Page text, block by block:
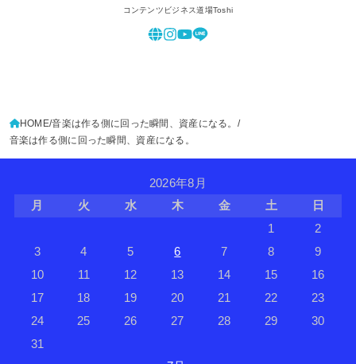
コンテンツビジネス道場Toshi
HOME 音楽は作る側に回った瞬間、資産になる。
音楽は作る側に回った瞬間、資産になる。
2026年8月
月
火 水 木 金 土
日
1
2
3
4 5 6 7 8
9
10
11 12 13 14 15
16
17
18 19 20 21 22
23
24
25 26 27 28 29
30
31